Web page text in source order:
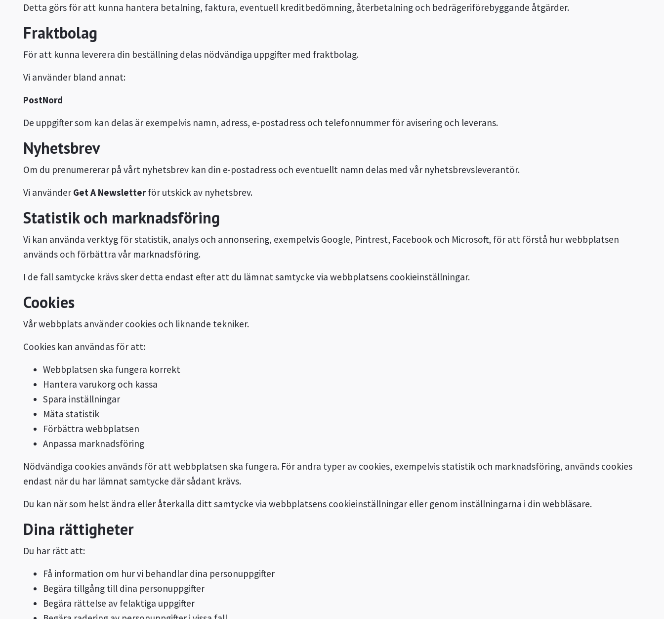
Detta görs för att kunna hantera betalning, faktura, eventuell kreditbedömning, återbetalning och bedrägeriförebyggande åtgärder.
Fraktbolag
För att kunna leverera din beställning delas nödvändiga uppgifter med fraktbolag.
Vi använder bland annat:
PostNord
De uppgifter som kan delas är exempelvis namn, adress, e-postadress och telefonnummer för avisering och leverans.
Nyhetsbrev
Om du prenumererar på vårt nyhetsbrev kan din e-postadress och eventuellt namn delas med vår nyhetsbrevsleverantör.
Vi använder Get A Newsletterför utskick av nyhetsbrev.
Statistik och marknadsföring
Vi kan använda verktyg för statistik, analys och annonsering, exempelvis Google, Pintrest, Facebook och Microsoft, för att förstå hur webbplatsen
används och förbättra vår marknadsföring.
I de fall samtycke krävs sker detta endast efter att du lämnat samtycke via webbplatsens cookieinställningar.
Cookies
Vår webbplats använder cookies och liknande tekniker.
Cookies kan användas för att:
Webbplatsen ska fungera korrekt
Hantera varukorg och kassa
Spara inställningar
Mäta statistik
Förbättra webbplatsen
Anpassa marknadsföring
Nödvändiga cookies används för att webbplatsen ska fungera. För andra typer av cookies, exempelvis statistik och marknadsföring, används cookies
endast när du har lämnat samtycke där sådant krävs.
Du kan när som helst ändra eller återkalla ditt samtycke via webbplatsens cookieinställningar eller genom inställningarna i din webbläsare.
Dina rättigheter
Du har rätt att:
Få information om hur vi behandlar dina personuppgifter
Begära tillgång till dina personuppgifter
Begära rättelse av felaktiga uppgifter